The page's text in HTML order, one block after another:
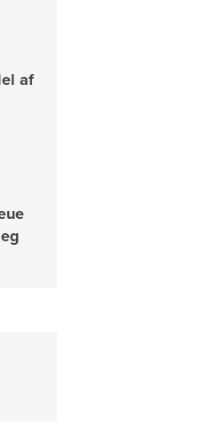
af